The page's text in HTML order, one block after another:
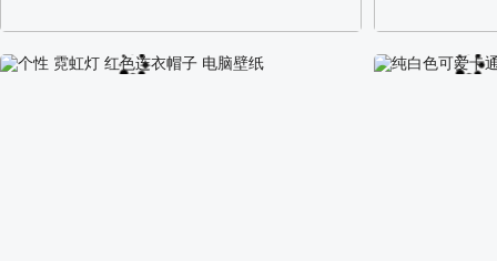
阿尔卑斯山区自然风景壁纸 校园长发可爱